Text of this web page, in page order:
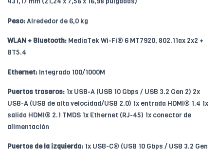
Peso:Alrededor de 6,0 kg
WLAN + Bluetooth: MediaTek Wi-Fi® 6 MT7920, 802.11ax 2x2 +
BT5.4
Ethernet: Integrado 100/1000M
Puertos traseros: 1x USB-A (USB 10 Gbps / USB 3.2 Gen 2) 2x
USB-A (USB de alta velocidad/USB 2.0) 1x entrada HDMI® 1.4 1x
salida HDMI® 2.1 TMDS 1x Ethernet (RJ-45) 1x conector de
alimentación
Puertos de la izquierda: 1x USB-C® (USB 10 Gbps / USB 3.2 Gen